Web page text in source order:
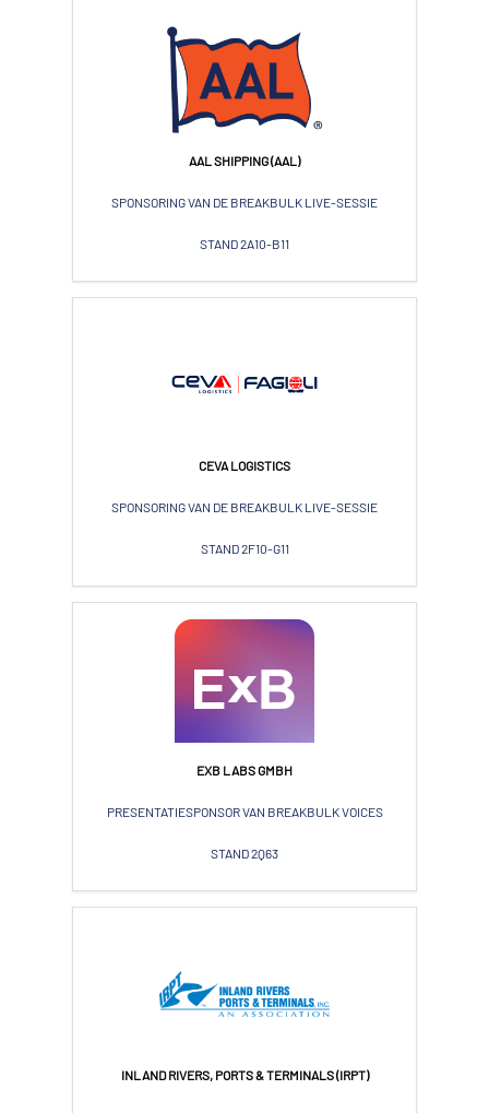
AAL SHIPPING (AAL)
SPONSORING VAN DE BREAKBULK LIVE-SESSIE
STAND 2A10-B11
CEVA LOGISTICS
SPONSORING VAN DE BREAKBULK LIVE-SESSIE
STAND 2F10-G11
EXB LABS GMBH
PRESENTATIESPONSOR VAN BREAKBULK VOICES
STAND 2Q63
INLAND RIVERS, PORTS & TERMINALS (IRPT)